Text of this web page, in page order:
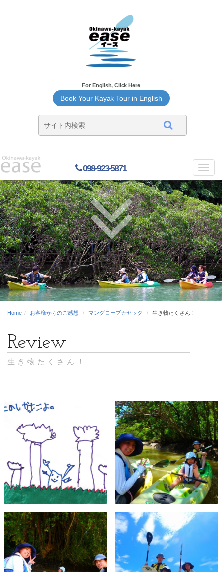
For English, Click Here
Book Your Kayak Tour in English
098-923-5871
Home お客様からのご感想 マングローブカヤック 生き物たくさん！
生き物たくさん！